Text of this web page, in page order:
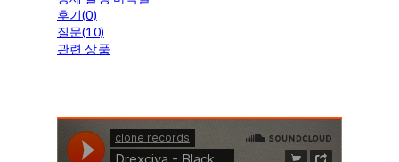
후기(0)
질문(10)
관련 상품